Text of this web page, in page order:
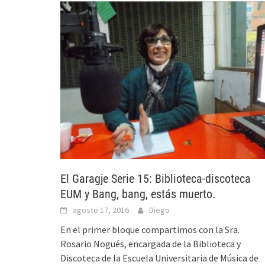
El Garagje Serie 15: Biblioteca-discoteca
EUM y Bang, bang, estás muerto.
agosto 17, 2016 Diego
En el primer bloque compartimos con la Sra.
Rosario Nogués, encargada de la Biblioteca y
Discoteca de la Escuela Universitaria de Música de